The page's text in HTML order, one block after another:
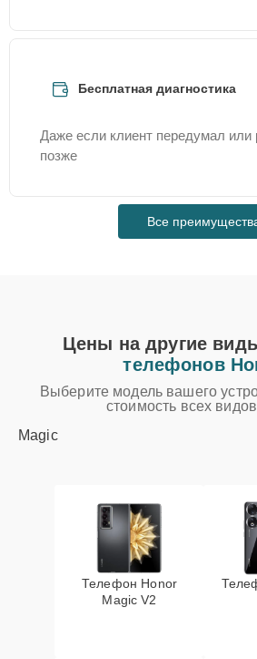
Бесплатная диагностика
Даже если клиент передумал или
позже
Все
Цены на другие
телефонов
Выберите модель вашего
стоимость всех
Magic
Телефон Honor
Magic V2